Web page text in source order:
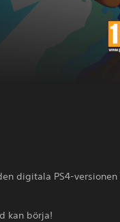
digitala PS4-
kan börja!